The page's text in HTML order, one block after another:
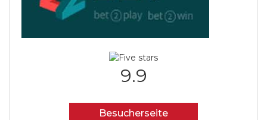
9.9
Besucherseite